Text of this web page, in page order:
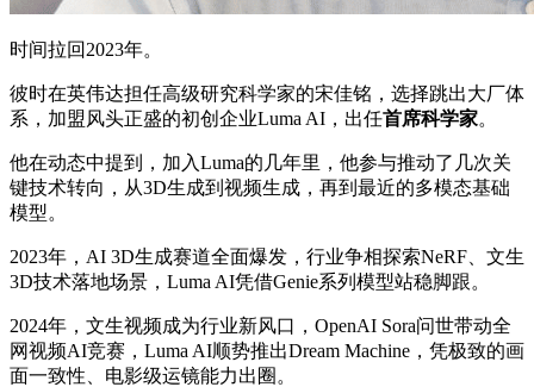
时间拉回2023年。
彼时在英伟达担任高级研究科学家的宋佳铭，选择跳出大厂体
系，加盟风头正盛的初创企业Luma AI，出任首席科学家。
他在动态中提到，加入Luma的几年里，他参与推动了几次关
键技术转向，从3D生成到视频生成，再到最近的多模态基础
模型。
2023年，AI 3D生成赛道全面爆发，行业争相探索NeRF、文生
3D技术落地场景，Luma AI凭借Genie系列模型站稳脚跟。
2024年，文生视频成为行业新风口，OpenAI Sora问世带动全
网视频AI竞赛，Luma AI顺势推出Dream Machine，凭极致的画
面一致性、电影级运镜能力出圈。